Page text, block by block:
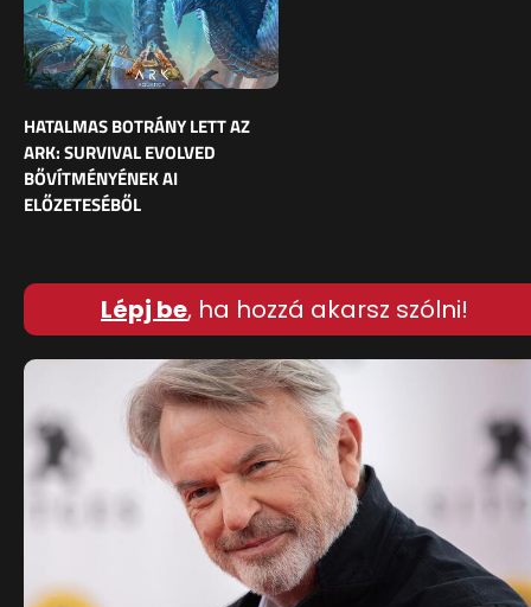
HATALMAS BOTRÁNY LETT AZ
ARK: SURVIVAL EVOLVED
BŐVÍTMÉNYÉNEK AI
ELŐZETESÉBŐL
Lépj be, ha hozzá akarsz szólni!